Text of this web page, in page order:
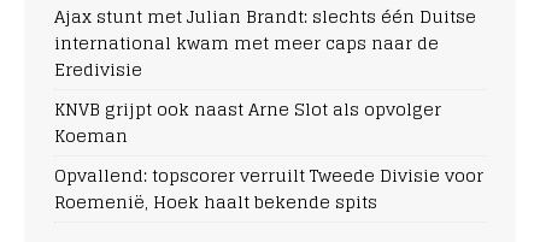
Ajax stunt met Julian Brandt: slechts één Duitse
international kwam met meer caps naar de
Eredivisie
KNVB grijpt ook naast Arne Slot als opvolger
Koeman
Opvallend: topscorer verruilt Tweede Divisie voor
Roemenië, Hoek haalt bekende spits